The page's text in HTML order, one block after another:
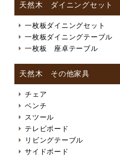
天然木 ダイニングセット
一枚板ダイニングセット
一枚板ダイニングテーブル
一枚板 座卓テーブル
天然木 その他家具
チェア
ベンチ
スツール
テレビボード
リビングテーブル
サイドボード